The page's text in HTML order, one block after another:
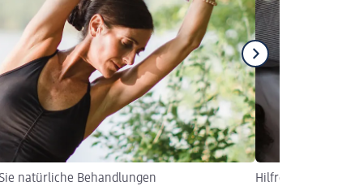
natürliche Behandlungen Hilfreiches